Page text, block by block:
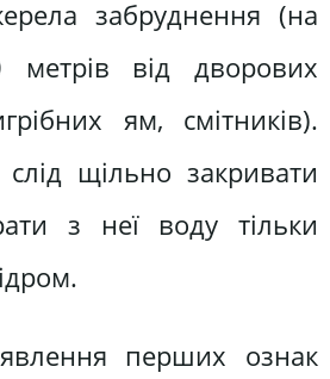
забруднення (на
метрів від дворових
ям, смітників).
щільно закривати
з неї воду тільки
перших ознак